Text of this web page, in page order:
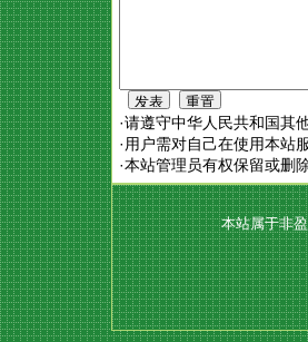
·请遵守中华人民共和国其
·用户需对自己在使用本站
·本站管理员有权保留或删
本站属于非